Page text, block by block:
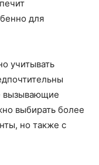
для
учитывать
вызывающие
выбирать более
но также с